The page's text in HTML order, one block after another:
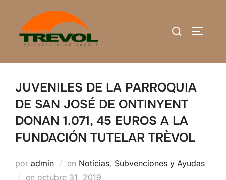
contenido
Buscar:
JUVENILES DE LA PARROQUIA
DE SAN JOSÉ DE ONTINYENT
DONAN 1.071, 45 EUROS A LA
FUNDACIÓN TUTELAR TRÈVOL
por admin en Notícias, Subvenciones y Ayudas
en Publicado
octubre 31, 2019